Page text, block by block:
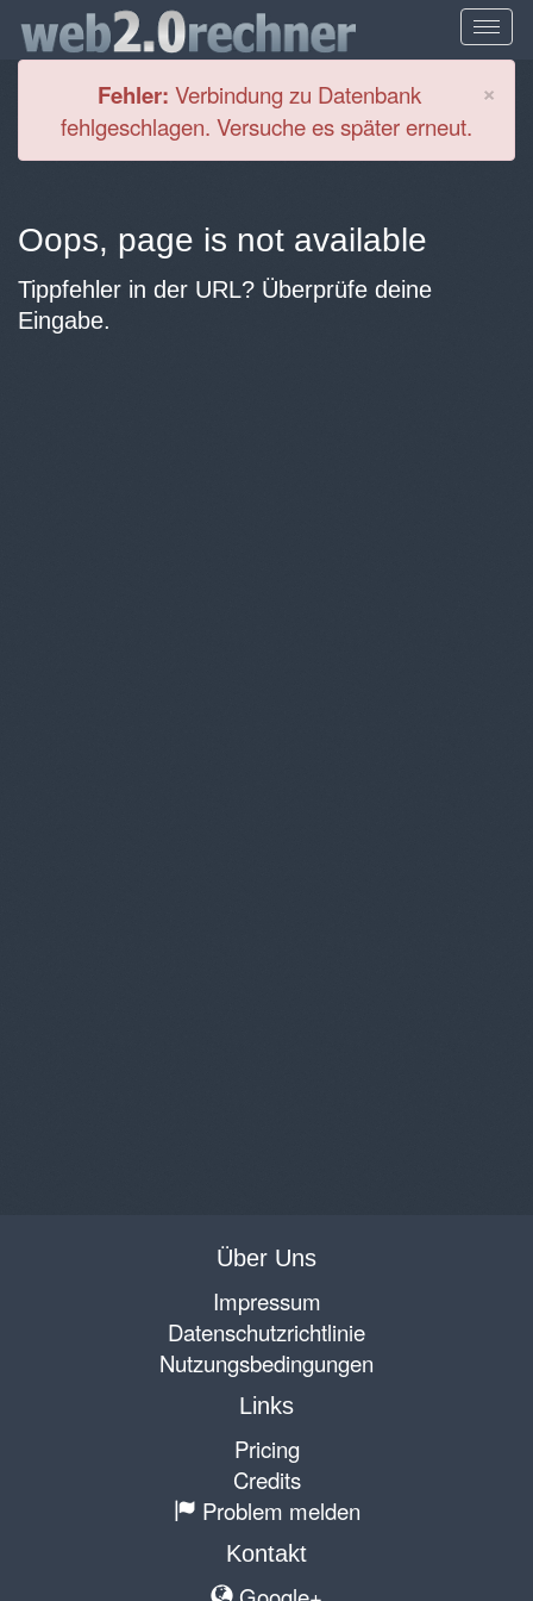
×
Fehler: Verbindung zu Datenbank
fehlgeschlagen. Versuche es später erneut.
Oops, page is not available
Tippfehler in der URL? Überprüfe deine
Eingabe.
Über Uns
Impressum
Datenschutzrichtlinie
Nutzungsbedingungen
Links
Pricing
Credits
Problem melden
Kontakt